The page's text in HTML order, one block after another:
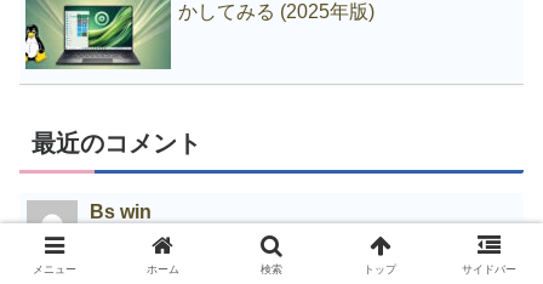
かしてみる (2025年版)
最近のコメント
Bs win
2026/07/07
興味深い内容でした！Teclast Tbook 10 Sに日本語Windowsを
メニュー ホーム 検索 トップ サイドバー